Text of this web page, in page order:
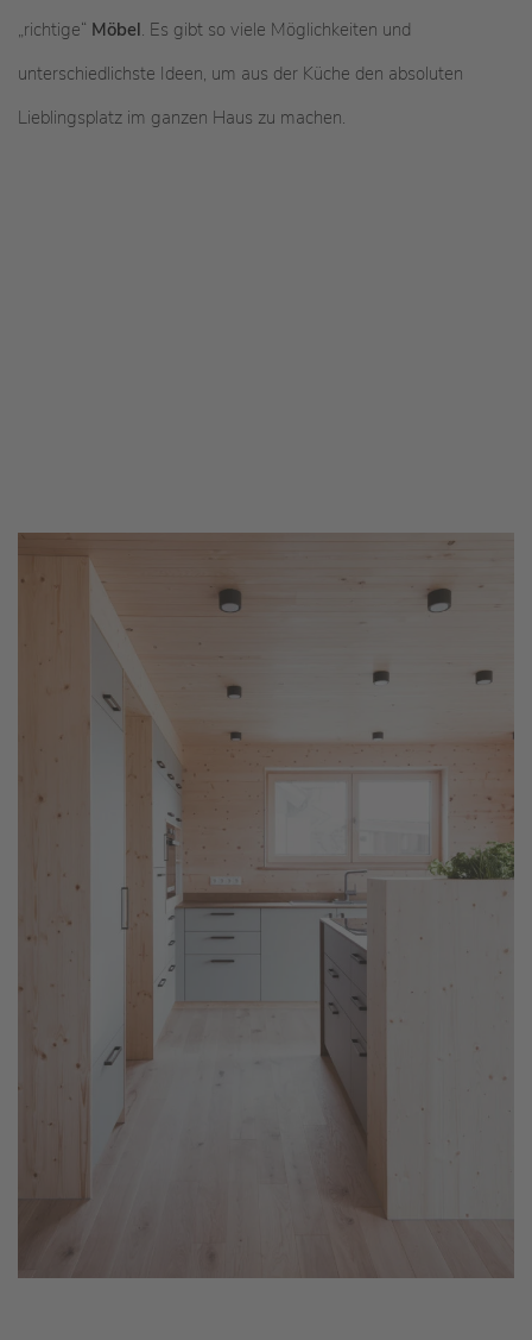
„richtige“ Möbel. Es gibt so viele Möglichkeiten und
unterschiedlichste Ideen, um aus der Küche den absoluten
Lieblingsplatz im ganzen Haus zu machen.